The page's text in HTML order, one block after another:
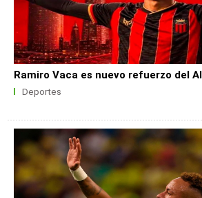
Ramiro Vaca es nuevo refuerzo del
Deportes